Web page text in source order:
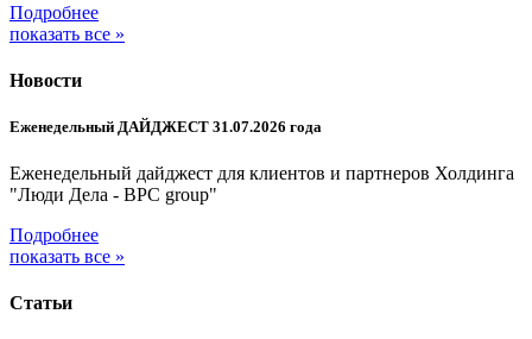
Подробнее
показать все »
Новости
Еженедельный ДАЙДЖЕСТ 31.07.2026 года
Еженедельный дайджест для клиентов и партнеров Холдинга
"Люди Дела - BPC group"
Подробнее
показать все »
Статьи